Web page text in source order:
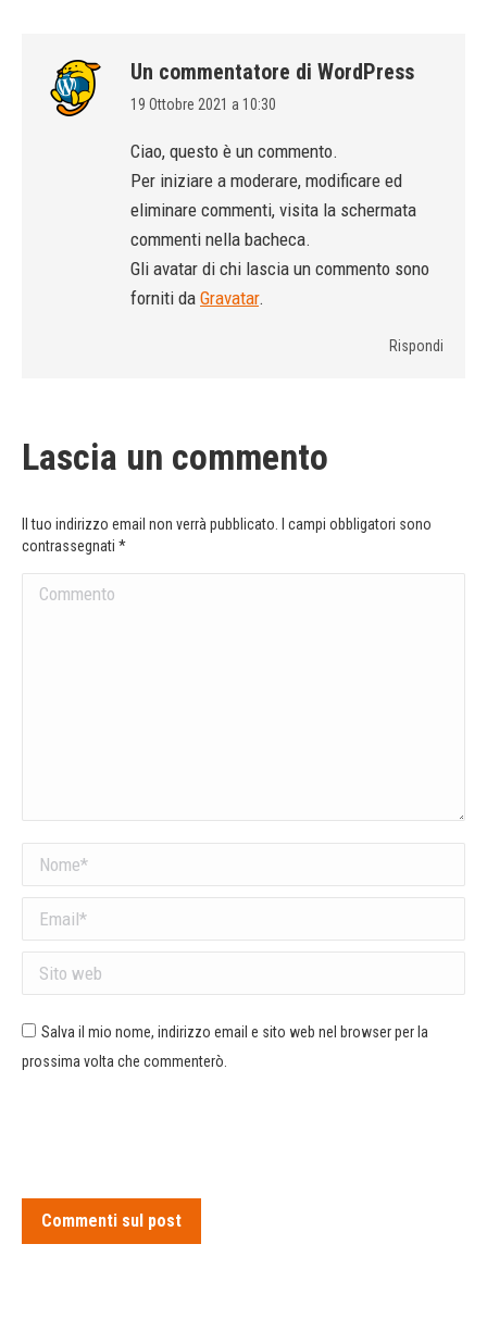
Un commentatore di WordPress
says:
19 Ottobre 2021 a 10:30
Ciao, questo è un commento.
Per iniziare a moderare, modificare ed
eliminare commenti, visita la schermata
commenti nella bacheca.
Gli avatar di chi lascia un commento sono
forniti da Gravatar.
Rispondi
Lascia un commento
Il tuo indirizzo email non verrà pubblicato. I campi obbligatori sono
contrassegnati *
Commento
Nome *
Email *
Sito web
Salva il mio nome, indirizzo email e sito web nel browser per la
prossima volta che commenterò.
Commenti sul post